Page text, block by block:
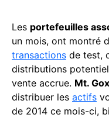
Les portefeuilles
un mois, ont montré
transactions de test,
distributions
vente accrue. Mt. Gox
distribuer les actifs
de 2014 ce mois-ci,